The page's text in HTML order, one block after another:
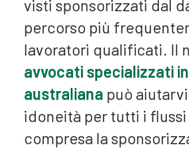
visti sponsorizzati dal
percorso più
lavoratori qualificati. Il
avvocati specializzati
australiana può
idoneità per tutti i
compresa la